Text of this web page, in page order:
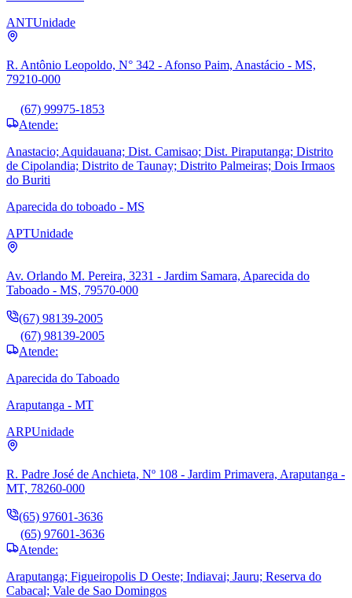
ANTUnidade
R. Antônio Leopoldo, N° 342 - Afonso Paim, Anastácio - MS,
79210-000
(67) 99975-1853
Atende:
Anastacio; Aquidauana; Dist. Camisao; Dist. Piraputanga; Distrito
de Cipolandia; Distrito de Taunay; Distrito Palmeiras; Dois Irmaos
do Buriti
Aparecida do toboado - MS
APTUnidade
Av. Orlando M. Pereira, 3231 - Jardim Samara, Aparecida do
Taboado - MS, 79570-000
(67) 98139-2005
(67) 98139-2005
Atende:
Aparecida do Taboado
Araputanga - MT
ARPUnidade
R. Padre José de Anchieta, Nº 108 - Jardim Primavera, Araputanga -
MT, 78260-000
(65) 97601-3636
(65) 97601-3636
Atende:
Araputanga; Figueiropolis D Oeste; Indiavai; Jauru; Reserva do
Cabacal; Vale de Sao Domingos